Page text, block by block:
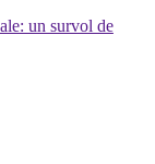
un survol de